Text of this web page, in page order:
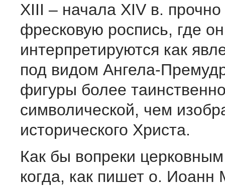
XIII – начала XIV в. прочно
фресковую роспись, где
интерпретируются как
под видом Ангела-
фигуры более
символической, чем
исторического Христа.
Как бы вопреки
когда, как пишет о.